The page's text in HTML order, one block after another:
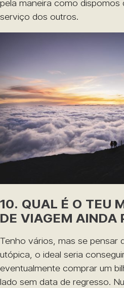
pela maneira como
serviço dos outros.
10. QUAL É O TEU
DE VIAGEM AINDA
Tenho vários, mas se pensar
utópica, o ideal seria
eventualmente comprar um
lado sem data de regresso.